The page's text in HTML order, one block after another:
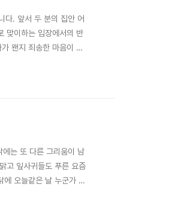
다. 앞서 두 분의 집안 어
맞이하는 입장에서의 반
왠지 죄송한 마음이 들
는 또 다른 그리움이 남
고 잎사귀들도 푸른 요즘
오늘같은 날 누군가 나